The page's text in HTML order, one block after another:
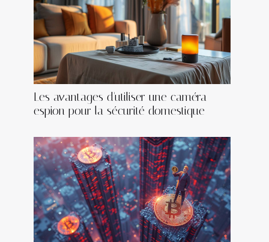
Les avantages d'utiliser une caméra
espion pour la sécurité domestique